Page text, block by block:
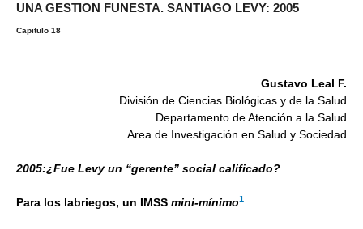
UNA GESTION FUNESTA. SANTIAGO LEVY: 2005
Capitulo 18
Gustavo Leal F.
División de Ciencias Biológicas y de la Salud
Departamento de Atención a la Salud
Area de Investigación en Salud y Sociedad
2005:¿Fue Levy un “gerente” social calificado?
Para los labriegos, un IMSS mini-mínimo1